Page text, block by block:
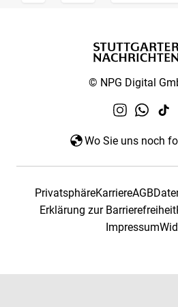
© NPG Digital
Wo Sie uns noch
PrivatsphäreKarriereAGB
Erklärung zur Barrierefreiheit
Impressum